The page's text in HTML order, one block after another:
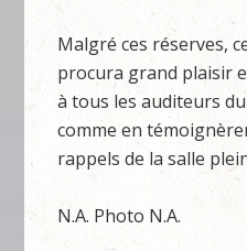
Malgré ces réserves,
procura grand plaisir
à tous les auditeurs
comme en
rappels de la salle
N.A. Photo N.A.